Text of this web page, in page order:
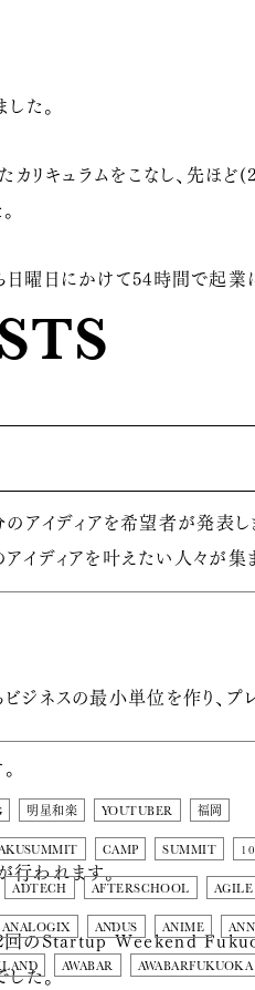
明星和楽 YOUTUBER 福岡
CAMP SUMMIT
ADTECH AFTERSCHOOL AGILE
ANALOGIX ANDUS ANIME
AWABAR AWABARFUKUOKA
た。
リキュラムをこなし、先ほど
曜日にかけて54時間で起業
アイディアを希望者が発表し
イディアを叶えたい人々が集
ネスの最小単位を作り、プ
行われます。
2回のStartup Weekend
た。